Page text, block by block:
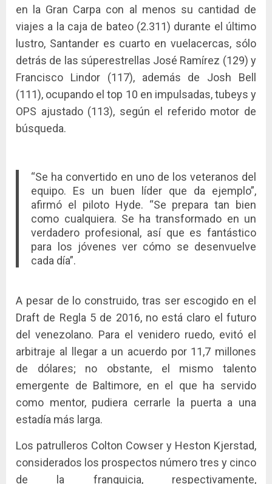
en la Gran Carpa con al menos su cantidad de
viajes a la caja de bateo (2.311) durante el último
lustro, Santander es cuarto en vuelacercas, sólo
detrás de las súperestrellas José Ramírez (129) y
Francisco Lindor (117), además de Josh Bell
(111), ocupando el top 10 en impulsadas, tubeys y
OPS ajustado (113), según el referido motor de
búsqueda.
“Se ha convertido en uno de los veteranos del
equipo. Es un buen líder que da ejemplo”,
afirmó el piloto Hyde. “Se prepara tan bien
como cualquiera. Se ha transformado en un
verdadero profesional, así que es fantástico
para los jóvenes ver cómo se desenvuelve
cada día”.
A pesar de lo construido, tras ser escogido en el
Draft de Regla 5 de 2016, no está claro el futuro
del venezolano. Para el venidero ruedo, evitó el
arbitraje al llegar a un acuerdo por 11,7 millones
de dólares; no obstante, el mismo talento
emergente de Baltimore, en el que ha servido
como mentor, pudiera cerrarle la puerta a una
estadía más larga.
Los patrulleros Colton Cowser y Heston Kjerstad,
considerados los prospectos número tres y cinco
de la franquicia, respectivamente,